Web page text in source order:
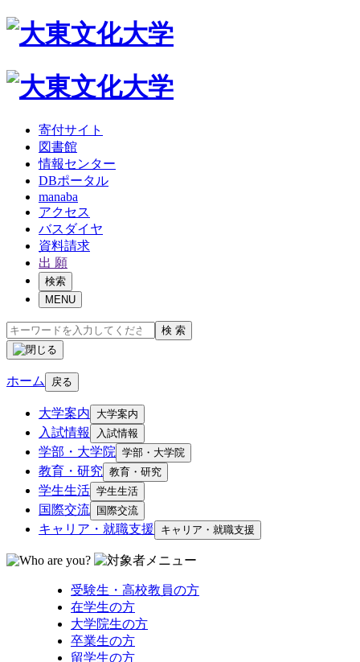
寄付サイト
図書館
情報センター
DBポータル
manaba
アクセス
バスダイヤ
資料請求
出 願
検索
MENU
検 索
ホーム 戻る
大学案内 大学案内
入試情報 入試情報
学部・大学院 学部・大学院
教育・研究 教育・研究
学生生活 学生生活
国際交流 国際交流
キャリア・就職支援 キャリア・就職支援
受験生・高校教員の方
在学生の方
大学院生の方
卒業生の方
留学生の方